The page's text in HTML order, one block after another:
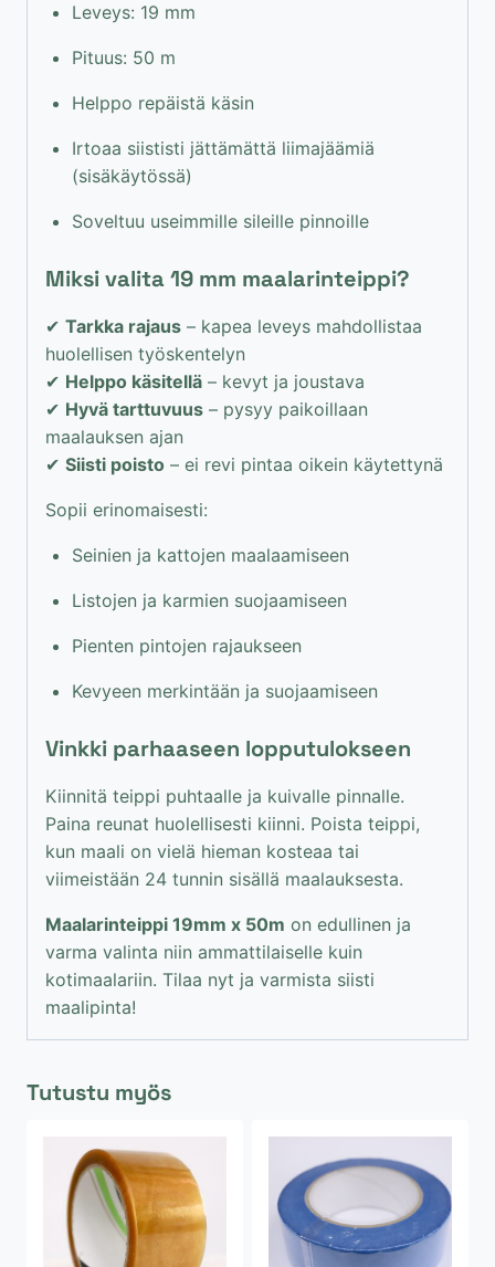
Leveys: 19 mm
Pituus: 50 m
Helppo repäistä käsin
Irtoaa siististi jättämättä liimajäämiä
(sisäkäytössä)
Soveltuu useimmille sileille pinnoille
Miksi valita 19 mm maalarinteippi?
✔ Tarkka rajaus – kapea leveys mahdollistaa
huolellisen työskentelyn
✔ Helppo käsitellä – kevyt ja joustava
✔ Hyvä tarttuvuus – pysyy paikoillaan
maalauksen ajan
✔ Siisti poisto – ei revi pintaa oikein käytettynä
Sopii erinomaisesti:
Seinien ja kattojen maalaamiseen
Listojen ja karmien suojaamiseen
Pienten pintojen rajaukseen
Kevyeen merkintään ja suojaamiseen
Vinkki parhaaseen lopputulokseen
Kiinnitä teippi puhtaalle ja kuivalle pinnalle.
Paina reunat huolellisesti kiinni. Poista teippi,
kun maali on vielä hieman kosteaa tai
viimeistään 24 tunnin sisällä maalauksesta.
Maalarinteippi 19mm x 50m on edullinen ja
varma valinta niin ammattilaiselle kuin
kotimaalariin. Tilaa nyt ja varmista siisti
maalipinta!
Tutustu myös